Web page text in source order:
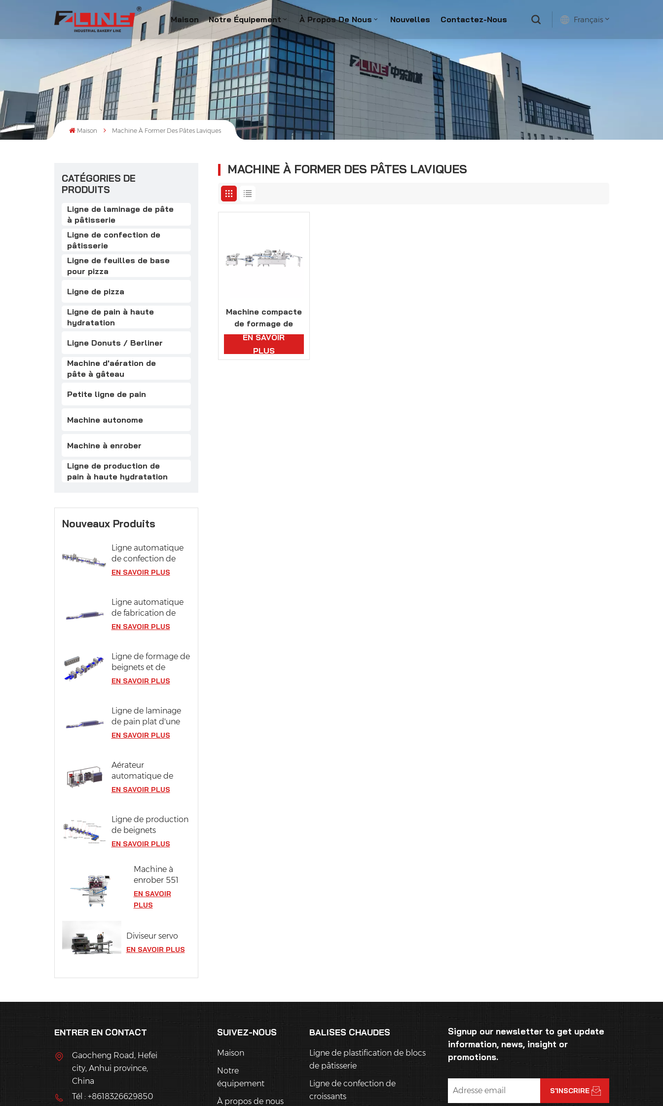
Maison Notre Équipement À Propos De Nous Nouvelles Contactez-Nous Français
русский
español
Maison Machine À Former Des Pâtes Laviques
CATÉGORIES DE
PRODUITS
Ligne de laminage de pâte
à pâtisserie
Ligne de confection de
pâtisserie
Ligne de feuilles de base
pour pizza
Ligne de pizza
Ligne de pain à haute
hydratation
Ligne Donuts / Berliner
Machine d'aération de
pâte à gâteau
Petite ligne de pain
Machine autonome
Machine à enrober
Ligne de production de
pain à haute hydratation
Nouveaux Produits
Ligne automatique
de confection de
pâtisseries
EN SAVOIR PLUS
Ligne automatique
de fabrication de
pizzas avec système
EN SAVOIR PLUS
Ligne de formage de
beignets et de
berlines compacts
EN SAVOIR PLUS
Ligne de laminage
de pain plat d'une
largeur de pâte de
EN SAVOIR PLUS
Aérateur
automatique de
pâte à génoise
EN SAVOIR PLUS
Ligne de production
de beignets
industriels d'une
EN SAVOIR PLUS
Machine à
enrober 551
EN SAVOIR
PLUS
Diviseur servo
EN SAVOIR PLUS
MACHINE À FORMER DES PÂTES LAVIQUES
Machine compacte
de formage de
tartes farcies
EN SAVOIR
PLUS
ENTRER EN CONTACT
Gaocheng Road, Hefei
city, Anhui province,
China
Tél : +8618326629850
SUIVEZ-NOUS
Maison
Notre
équipement
À propos de nous
BALISES CHAUDES
Ligne de plastification de blocs
de pâtisserie
Ligne de confection de
croissants
Signup our newsletter to get update
information, news, insight or
promotions.